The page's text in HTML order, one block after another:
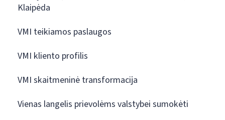
Klaipėda
VMI teikiamos paslaugos
VMI kliento profilis
VMI skaitmeninė transformacija
Vienas langelis prievolėms valstybei sumokėti